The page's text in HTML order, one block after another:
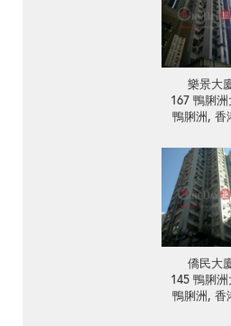
樂景大
167 鴨脷
鴨脷洲, 香
僑民大
145 鴨脷
鴨脷洲, 香